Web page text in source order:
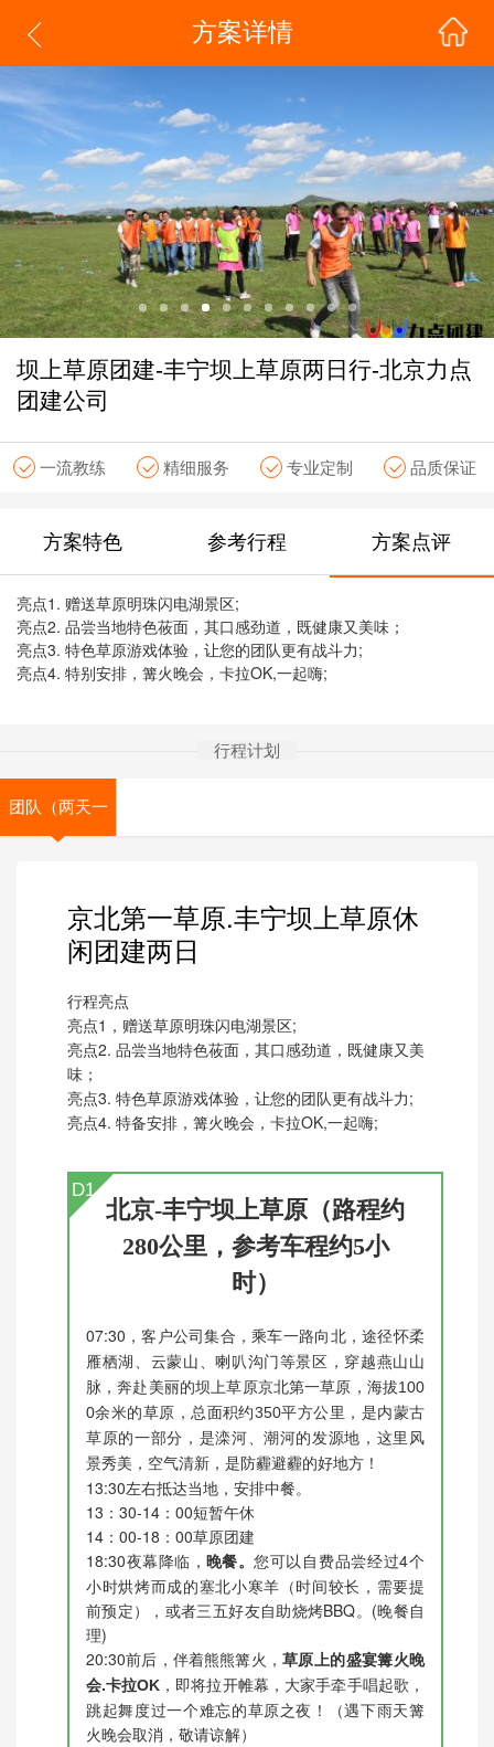
方案详情
坝上草原团建-丰宁坝上草原两日行-北京力点
团建公司
一流教练 精细服务 专业定制 品质保证
方案特色 参考行程 方案点评
亮点1. 赠送草原明珠闪电湖景区;
亮点2. 品尝当地特色莜面，其口感劲道，既健康又美味；
亮点3. 特色草原游戏体验，让您的团队更有战斗力;
亮点4. 特别安排，篝火晚会，卡拉OK,一起嗨;
行程计划
团队（两天一
京北第一草原.丰宁坝上草原休
闲团建两日
行程亮点
亮点1，赠送草原明珠闪电湖景区;
亮点2. 品尝当地特色莜面，其口感劲道，既健康又美
味；
亮点3. 特色草原游戏体验，让您的团队更有战斗力;
亮点4. 特备安排，篝火晚会，卡拉OK,一起嗨;
D1
北京-丰宁坝上草原（路程约
280公里，参考车程约5小
时）
07:30，客户公司集合， 乘车一路向北，途径怀柔
雁栖湖、云蒙山、喇叭沟门等景区，穿越燕山山
脉，奔赴美丽的坝上草原京北第一草原，海拔100
0余米的草原，总面积约350平方公里，是内蒙古
草原的一部分，是滦河、潮河的发源地，这里风
景秀美，空气清新，是防霾避霾的好地方！
13:30左右抵达当地，安排中餐。
13：30-14：00短暂午休
14：00-18：00草原团建
18:30夜幕降临， 晚餐。 您可以自费品尝经过4个
小时烘烤而成的塞北小寒羊（时间较长，需要提
前预定），或者三五好友自助烧烤BBQ。(晚餐自
理)
20:30前后，伴着熊熊篝火， 草原上的盛宴篝火晚
会.卡拉OK ，即将拉开帷幕，大家手牵手唱起歌，
跳起舞度过一个难忘的草原之夜！（遇下雨天篝
火晚会取消，敬请谅解）